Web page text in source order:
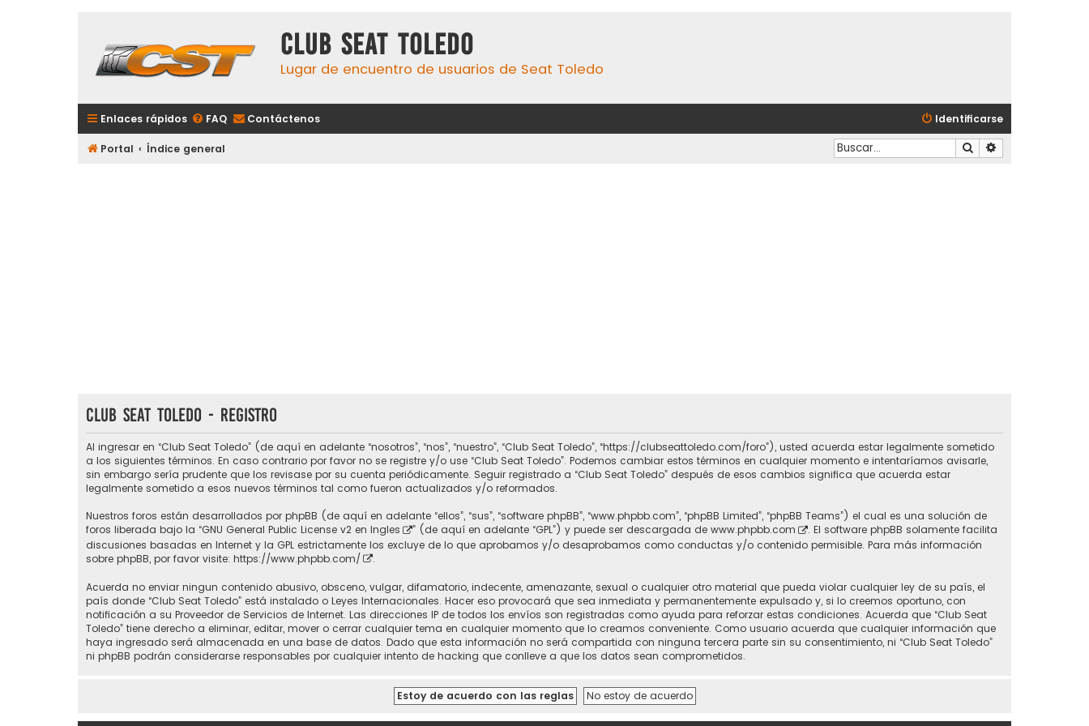
Club Seat Toledo
Lugar de encuentro de usuarios de Seat Toledo
Enlaces rápidos FAQ Contáctenos Identificarse
Portal Índice general Buscar
Club Seat Toledo - Registro
Al ingresar en “Club Seat Toledo” (de aquí en adelante “nosotros”, “nos”, “nuestro”, “Club Seat Toledo”, “https://clubseattoledo.com/foro”), usted acuerda estar legalmente sometido
a los siguientes términos. En caso contrario por favor no se registre y/o use “Club Seat Toledo”. Podemos cambiar estos términos en cualquier momento e intentaríamos avisarle,
sin embargo sería prudente que los revisase por su cuenta periódicamente. Seguir registrado a “Club Seat Toledo” después de esos cambios significa que acuerda estar
legalmente sometido a esos nuevos términos tal como fueron actualizados y/o reformados.
Nuestros foros están desarrollados por phpBB (de aquí en adelante “ellos”, “sus”, “software phpBB”, “www.phpbb.com”, “phpBB Limited”, “phpBB Teams”) el cual es una solución de
foros liberada bajo la “GNU General Public License v2 en Ingles ” (de aquí en adelante “GPL”) y puede ser descargada de www.phpbb.com
. El software phpBB solamente facilita
discusiones basadas en Internet y la GPL estrictamente los excluye de lo que aprobamos y/o desaprobamos como conductas y/o contenido permisible. Para más información
sobre phpBB, por favor visite: https://www.phpbb.com/ .
Acuerda no enviar ningun contenido abusivo, obsceno, vulgar, difamatorio, indecente, amenazante, sexual o cualquier otro material que pueda violar cualquier ley de su país, el
país donde “Club Seat Toledo” está instalado o Leyes Internacionales. Hacer eso provocará que sea inmediata y permanentemente expulsado y, si lo creemos oportuno, con
notificación a su Proveedor de Servicios de Internet. Las direcciones IP de todos los envíos son registradas como ayuda para reforzar estas condiciones. Acuerda que “Club Seat
Toledo” tiene derecho a eliminar, editar, mover o cerrar cualquier tema en cualquier momento que lo creamos conveniente. Como usuario acuerda que cualquier información que
haya ingresado será almacenada en una base de datos. Dado que esta información no será compartida con ninguna tercera parte sin su consentimiento, ni “Club Seat Toledo”
ni phpBB podrán considerarse responsables por cualquier intento de hacking que conlleve a que los datos sean comprometidos.